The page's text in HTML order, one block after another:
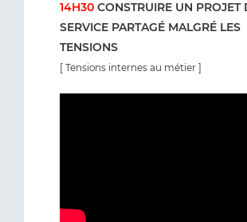
14H30 CONSTRUIRE UN PROJET
SERVICE PARTAGÉ MALGRÉ LES
TENSIONS
[ Tensions internes au métier ]